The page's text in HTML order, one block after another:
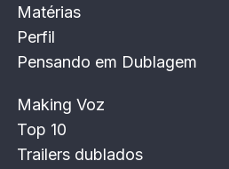
Matérias
Perfil
Pensando em Dublagem
Making Voz
Top 10
Trailers dublados